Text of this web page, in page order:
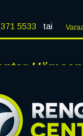
5533 tai